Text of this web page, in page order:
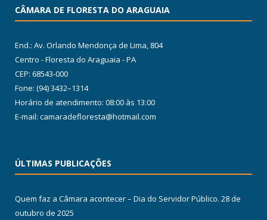
CÂMARA DE FLORESTA DO ARAGUAIA
End.: Av. Orlando Mendonça de Lima, 804
Centro - Floresta do Araguaia - PA
CEP: 68543-000
Fone: (94) 3432–1314
Horário de atendimento: 08:00 às 13:00
E-mail: camaradefloresta@hotmail.com
ÚLTIMAS PUBLICAÇÕES
Quem faz a Câmara acontecer – Dia do Servidor Público. 28 de
outubro de 2025